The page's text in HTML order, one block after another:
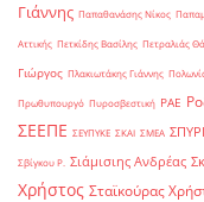
Γιάννης Παπαθανάσης Νίκος
Αττικής Πετκίδης Βασίλης Πετραλιάς
Γιώργος Πλακιωτάκης Γιάννης
Πρωθυπουργό Πυροσβεστική ΡΑΕ
ΣΕΕΠΕ ΣΕΥΠΥΚΕ ΣΚΑΙ ΣΜΕΑ
Σβίγκου Ρ. Σιάμισιης Ανδρέας
Χρήστος Σταϊκούρας